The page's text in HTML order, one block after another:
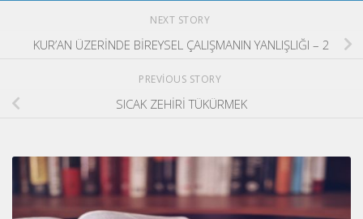
NEXT STORY
KUR’AN ÜZERİNDE BİREYSEL ÇALIŞMANIN YANLIŞLIĞI – 2
PREVIOUS STORY
SICAK ZEHİRİ TÜKÜRMEK